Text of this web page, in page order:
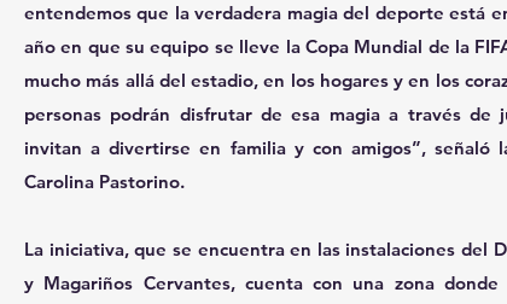
entendemos que la verdadera magia del deporte está
año en que su equipo se lleve la Copa Mundial de la
mucho más allá del estadio, en los hogares y en los
personas podrán disfrutar de esa magia a través
invitan a divertirse en familia y con amigos”, señaló
Carolina Pastorino.
La iniciativa, que se encuentra en las instalaciones del
y Magariños Cervantes, cuenta con una zona